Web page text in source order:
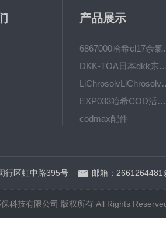
产品展示
6867000
DKK-TOA日本dkk东亚电
EXP033哈希COD活塞泵价格 EXP033
codmax配件
行区虹中路395号 邮箱：
科技有限公司 版权所有 All Rights